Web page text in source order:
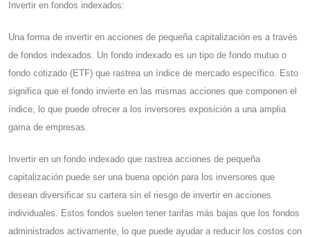
Invertir en fondos indexados:
Una forma de invertir en acciones de pequeña capitalización es a través
de fondos indexados. Un fondo indexado es un tipo de fondo mutuo o
fondo cotizado (ETF) que rastrea un índice de mercado específico. Esto
significa que el fondo invierte en las mismas acciones que componen el
índice, lo que puede ofrecer a los inversores exposición a una amplia
gama de empresas.
Invertir en un fondo indexado que rastrea acciones de pequeña
capitalización puede ser una buena opción para los inversores que
desean diversificar su cartera sin el riesgo de invertir en acciones
individuales. Estos fondos suelen tener tarifas más bajas que los fondos
administrados activamente, lo que puede ayudar a reducir los costos con